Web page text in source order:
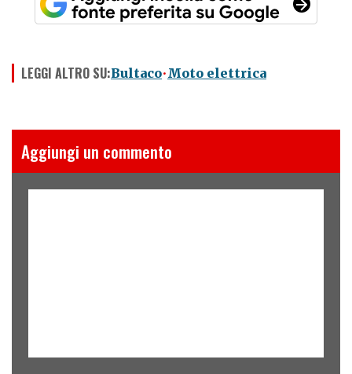
LEGGI ALTRO SU:Bultaco Moto elettrica
Aggiungi un commento